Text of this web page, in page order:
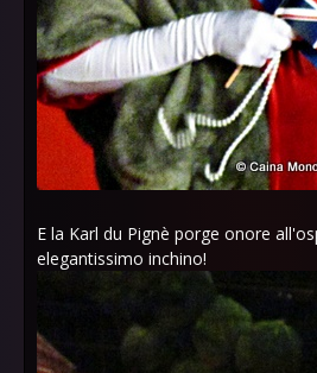
E la Karl du Pignè porge onore
elegantissimo inchino!